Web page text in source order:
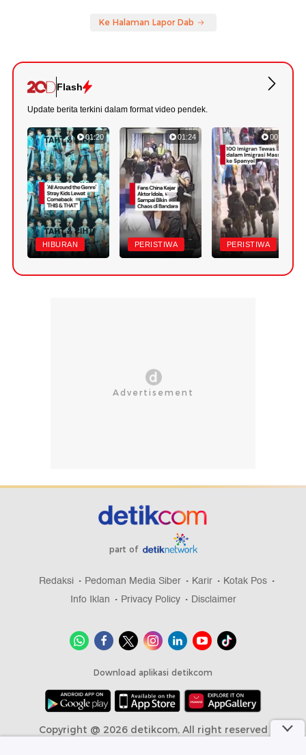
Ke Halaman Lapor Dab
Flash
Update berita terkini dalam format video pendek.
01:20
HIBURAN
01:24
PERISTIWA
00:42
PERISTIWA
part of
Redaksi Pedoman Media Siber Karir
Kotak Pos
Info Iklan
Privacy Policy Disclaimer
Download aplikasi detikcom
Copyright @ 2026 detikcom, All right reserved